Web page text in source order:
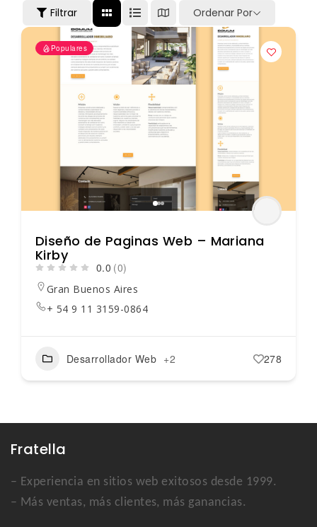
Filtrar
Ordenar Por
Populares
Diseño de Paginas Web – Mariana
Kirby
0.0 (0)
Gran Buenos Aires
+ 54 9 11 3159-0864
Desarrollador Web +2 278
Fratella
– Experiencia en sitios web exitosos desde 1999.
– Más ventas, más clientes, más ganancias.